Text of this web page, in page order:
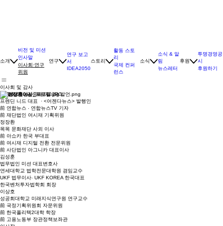
비전 및 미션
인사말
이사회·연구
연구 보고
활동 스토
리
국제 컨퍼
소식 & 알
림
투명경영공
시
이사회 및 감사
김중배
프렌딘 니드 대표 · <어젠다뉴스> 발행인
前 연합뉴스 · 연합뉴스TV 기자
前 재단법인 여시재 기획위원
정장환
목목 문화재단 사외 이사
前 아쇼카 한국 부대표
前 여시재 디지털 전환 전문위원
前 사단법인 아그니카 대표이사
김성훈
법무법인 미션 대표변호사
연세대학교 법학전문대학원 겸임교수
UKF 법무이사· UKF KOREA 한국대표
한국벤처투자법학회 회장
이상호
성공회대학교 미래지식연구원 연구교수
前 국정기획위원회 자문위원
前 한국폴리텍2대학 학장